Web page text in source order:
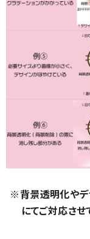
※背景透明化やデ
にてご対応させ